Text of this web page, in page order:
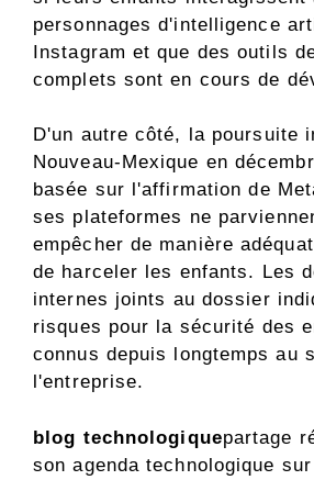
personnages d'intelligence
Instagram et que des outils
complets sont en cours de
D'un autre côté, la poursuite
Nouveau-Mexique en
basée sur l'affirmation de
ses plateformes ne
empêcher de manière
de harceler les enfants. Les
internes joints au dossier
risques pour la sécurité des
connus depuis longtemps au
l'entreprise.
blog technologiquepartage
son agenda technologique